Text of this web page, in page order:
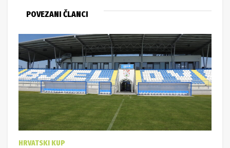
POVEZANI ČLANCI
HRVATSKI KUP